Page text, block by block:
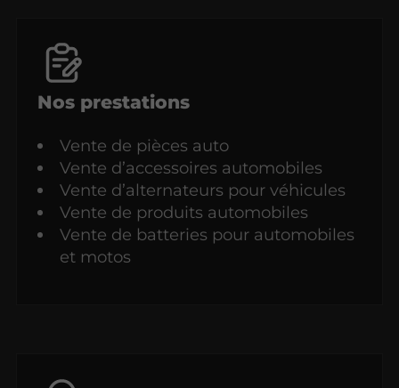
Nos prestations
Vente de pièces auto
Vente d’accessoires automobiles
Vente d’alternateurs pour véhicules
Vente de produits automobiles
Vente de batteries pour automobiles
et motos